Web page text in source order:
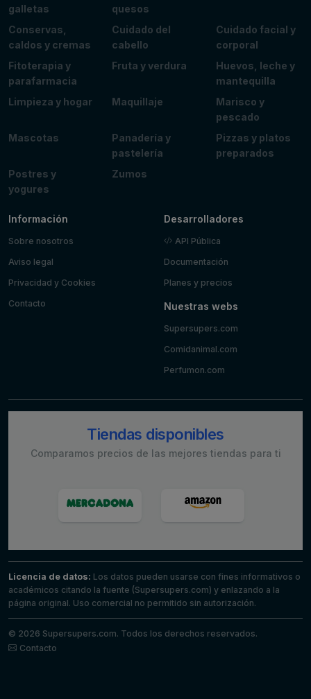
galletas
quesos
Conservas,
caldos y cremas
Cuidado del
cabello
Cuidado facial y
corporal
Fitoterapia y
parafarmacia
Fruta y verdura
Huevos, leche y
mantequilla
Limpieza y hogar
Maquillaje
Marisco y
pescado
Mascotas
Panadería y
pastelería
Pizzas y platos
preparados
Postres y
yogures
Zumos
Información
Sobre nosotros
Aviso legal
Privacidad y Cookies
Contacto
Desarrolladores
API Pública
Documentación
Planes y precios
Nuestras webs
Supersupers.com
Comidanimal.com
Perfumon.com
Tiendas disponibles
Comparamos precios de las mejores tiendas para ti
Licencia de datos: Los datos pueden usarse con fines informativos o
académicos citando la fuente (Supersupers.com) y enlazando a la
página original. Uso comercial no permitido sin autorización.
© 2026 Supersupers.com. Todos los derechos reservados.
Contacto